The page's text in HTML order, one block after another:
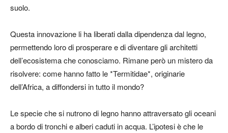
suolo.
Questa innovazione li ha liberati dalla dipendenza dal legno,
permettendo loro di prosperare e di diventare gli architetti
dell’ecosistema che conosciamo. Rimane però un mistero da
risolvere: come hanno fatto le *Termitidae*, originarie
dell’Africa, a diffondersi in tutto il mondo?
Le specie che si nutrono di legno hanno attraversato gli oceani
a bordo di tronchi e alberi caduti in acqua. L’ipotesi è che le